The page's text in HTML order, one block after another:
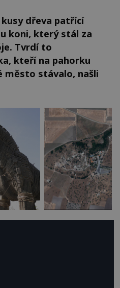
kusy dřeva patřící
koni, který stál za
Tvrdí to
kteří na pahorku
město stávalo, našli